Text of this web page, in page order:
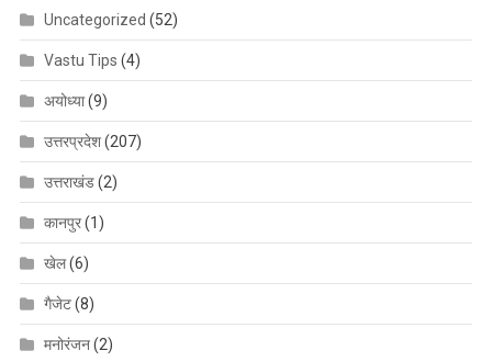
Uncategorized (52)
Vastu Tips (4)
अयोध्या(9)
उत्तरप्रदेश(207)
उत्तराखंड(2)
कानपुर(1)
खेल(6)
गैजेट(8)
मनोरंजन(2)